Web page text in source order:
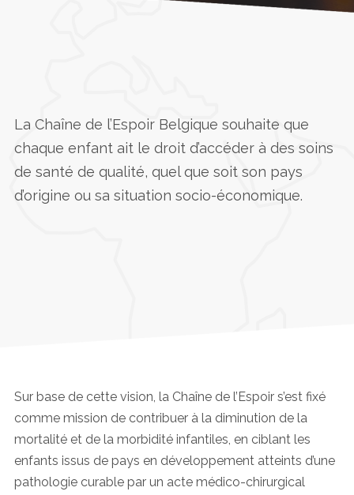
La Chaîne de l’Espoir Belgique souhaite que
chaque enfant ait le droit d’accéder à des soins
de santé de qualité, quel que soit son pays
d’origine ou sa situation socio-économique.
Sur base de cette vision, la Chaîne de l’Espoir s’est fixé
comme mission de contribuer à la diminution de la
mortalité et de la morbidité infantiles, en ciblant les
enfants issus de pays en développement atteints d’une
pathologie curable par un acte médico-chirurgical